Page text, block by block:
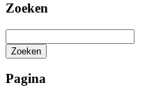
Zoeken
Zoeken
zoeken
Pagina